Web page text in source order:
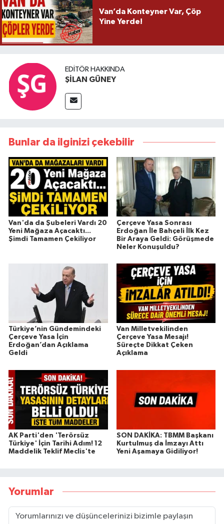
Van’da Konteyner Var, Çöp
Yine Yerde!
EDITÖR HAKKINDA
ŞİLAN GÜNEY
Bunlar da ilginizi çekebilir
Van'da da Şubeleri Vardı 20
Yeni Mağaza Açacaktı...
Şimdi Tamamen Çekiliyor
Çerçeve Yasa Sonrası
Erdoğan İle Bahçeli İlk Kez
Bir Araya Geldi: Görüşmede
Neler Konuşuldu?
Türkiye’nin Gündemindeki
Çerçeve Yasa İçin
Erdoğan’dan Açıklama
Geldi
Van Milletvekilinden
Çerçeve Yasa Mesajı!
Süreçte Dikkat Çeken
Açıklama
AK Parti'den 'Terörsüz
Türkiye' İçin Tarihi Adım! 12
Maddelik Teklif Meclis'te
SON DAKİKA: TBMM Başkanı
Kurtulmuş da İmzayı Attı
Yeni Aşamaya Gidiliyor!
Yorumlar